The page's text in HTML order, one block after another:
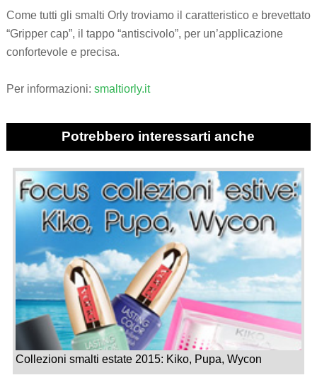
Come tutti gli smalti Orly troviamo il caratteristico e brevettato
“Gripper cap”, il tappo “antiscivolo”, per un’applicazione
confortevole e precisa.
Per informazioni: smaltiorly.it
Potrebbero interessarti anche
Collezioni smalti estate 2015: Kiko, Pupa, Wycon